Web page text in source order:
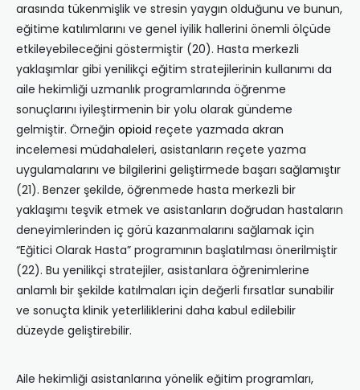
arasında tükenmişlik ve stresin yaygın olduğunu ve bunun,
eğitime katılımlarını ve genel iyilik hallerini önemli ölçüde
etkileyebileceğini göstermiştir (20). Hasta merkezli
yaklaşımlar gibi yenilikçi eğitim stratejilerinin kullanımı da
aile hekimliği uzmanlık programlarında öğrenme
sonuçlarını iyileştirmenin bir yolu olarak gündeme
gelmiştir. Örneğin opioid reçete yazmada akran
incelemesi müdahaleleri, asistanların reçete yazma
uygulamalarını ve bilgilerini geliştirmede başarı sağlamıştır
(21). Benzer şekilde, öğrenmede hasta merkezli bir
yaklaşımı teşvik etmek ve asistanların doğrudan hastaların
deneyimlerinden iç görü kazanmalarını sağlamak için
“Eğitici Olarak Hasta” programının başlatılması önerilmiştir
(22). Bu yenilikçi stratejiler, asistanlara öğrenimlerine
anlamlı bir şekilde katılmaları için değerli fırsatlar sunabilir
ve sonuçta klinik yeterliliklerini daha kabul edilebilir
düzeyde geliştirebilir.
Aile hekimliği asistanlarına yönelik eğitim programları,